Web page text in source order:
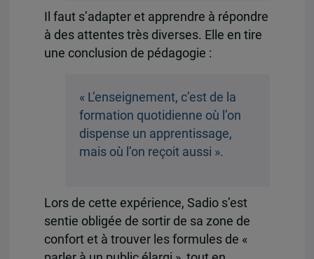
Il faut s’adapter et apprendre à répondre
à des attentes très diverses. Elle en tire
une conclusion de pédagogie :
« L’enseignement, c’est de la
formation quotidienne où l’on
dispense un apprentissage,
mais où l’on reçoit aussi ».
Lors de cette expérience, Sadio s’est
sentie obligée de sortir de sa zone de
confort et à trouver les formules de «